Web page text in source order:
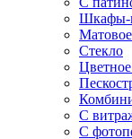
Шкафы-
Стекло
С
С